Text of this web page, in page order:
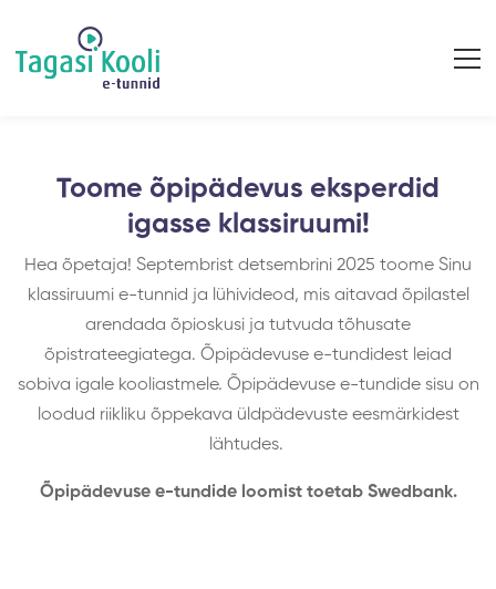
Toome õpipädevus eksperdid
igasse klassiruumi!
Hea õpetaja! Septembrist detsembrini 2025 toome Sinu
klassiruumi e-tunnid ja lühivideod, mis aitavad õpilastel
arendada õpioskusi ja tutvuda tõhusate
õpistrateegiatega. Õpipädevuse e-tundidest leiad
sobiva igale kooliastmele. Õpipädevuse e-tundide sisu on
loodud riikliku õppekava üldpädevuste eesmärkidest
lähtudes.
Õpipädevuse e-tundide loomist toetab Swedbank.